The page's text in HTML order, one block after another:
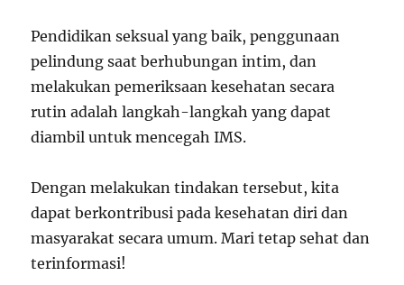
Pendidikan seksual yang baik, penggunaan
pelindung saat berhubungan intim, dan
melakukan pemeriksaan kesehatan secara
rutin adalah langkah-langkah yang dapat
diambil untuk mencegah IMS.
Dengan melakukan tindakan tersebut, kita
dapat berkontribusi pada kesehatan diri dan
masyarakat secara umum. Mari tetap sehat dan
terinformasi!